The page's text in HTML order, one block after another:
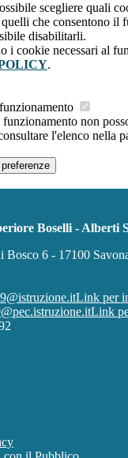
scegliere quali
che consentono il
disabilitarli.
i cookie necessari al
.
non
l'elenco nella
Boselli - Alberti
Bosco 6 - 17100
Link per
Link